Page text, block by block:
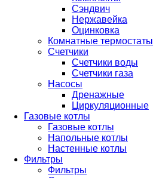
Сэндвич
Нержавейка
Оцинковка
Комнатные термостаты
Счетчики
Счетчики воды
Счетчики газа
Насосы
Дренажные
Циркуляционные
Газовые котлы
Газовые котлы
Напольные котлы
Настенные котлы
Фильтры
Фильтры